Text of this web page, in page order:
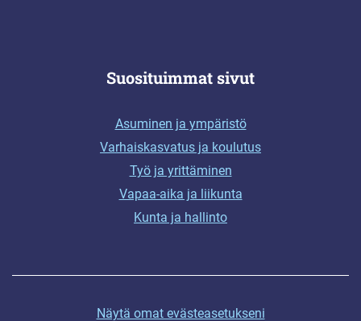
Suosituimmat sivut
Asuminen ja ympäristö
Varhaiskasvatus ja koulutus
Työ ja yrittäminen
Vapaa-aika ja liikunta
Kunta ja hallinto
Näytä omat evästeasetukseni